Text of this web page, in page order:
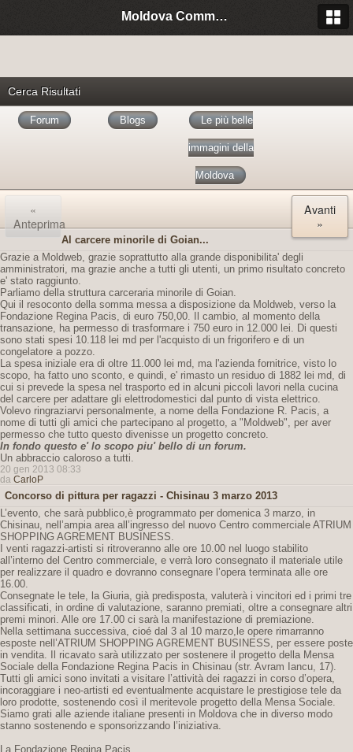
Moldova Community Italia
Cerca Risultati
Forum Blogs Le più belle
immagini della
Moldova
«
Anteprima
Avanti
»
Al carcere minorile di Goian...
Grazie a Moldweb, grazie soprattutto alla grande disponibilita' degli
amministratori, ma grazie anche a tutti gli utenti, un primo risultato concreto
e' stato raggiunto.
Parliamo della struttura carceraria minorile di Goian.
Qui il resoconto della somma messa a disposizione da Moldweb, verso la
Fondazione Regina Pacis, di euro 750,00. Il cambio, al momento della
transazione, ha permesso di trasformare i 750 euro in 12.000 lei. Di questi
sono stati spesi 10.118 lei md per l'acquisto di un frigorifero e di un
congelatore a pozzo.
La spesa iniziale era di oltre 11.000 lei md, ma l'azienda fornitrice, visto lo
scopo, ha fatto uno sconto, e quindi, e' rimasto un residuo di 1882 lei md, di
cui si prevede la spesa nel trasporto ed in alcuni piccoli lavori nella cucina
del carcere per adattare gli elettrodomestici dal punto di vista elettrico.
Volevo ringraziarvi personalmente, a nome della Fondazione R. Pacis, a
nome di tutti gli amici che partecipano al progetto, a "Moldweb", per aver
permesso che tutto questo divenisse un progetto concreto.
In fondo questo e' lo scopo piu' bello di un forum.
Un abbraccio caloroso a tutti.
20 gen 2013 08:33
da CarloP
Concorso di pittura per ragazzi - Chisinau 3 marzo 2013
L’evento, che sarà pubblico,è programmato per domenica 3 marzo, in
Chisinau, nell’ampia area all’ingresso del nuovo Centro commerciale ATRIUM
SHOPPING AGREMENT BUSINESS.
I venti ragazzi-artisti si ritroveranno alle ore 10.00 nel luogo stabilito
all’interno del Centro commerciale, e verrà loro consegnato il materiale utile
per realizzare il quadro e dovranno consegnare l’opera terminata alle ore
16.00.
Consegnate le tele, la Giuria, già predisposta, valuterà i vincitori ed i primi tre
classificati, in ordine di valutazione, saranno premiati, oltre a consegnare altri
premi minori. Alle ore 17.00 ci sarà la manifestazione di premiazione.
Nella settimana successiva, cioé dal 3 al 10 marzo,le opere rimarranno
esposte nell’ATRIUM SHOPPING AGREMENT BUSINESS, per essere poste
in vendita. Il ricavato sarà utilizzato per sostenere il progetto della Mensa
Sociale della Fondazione Regina Pacis in Chisinau (str. Avram Iancu, 17).
Tutti gli amici sono invitati a visitare l’attività dei ragazzi in corso d’opera,
incoraggiare i neo-artisti ed eventualmente acquistare le prestigiose tele da
loro prodotte, sostenendo così il meritevole progetto della Mensa Sociale.
Siamo grati alle aziende italiane presenti in Moldova che in diverso modo
stanno sostenendo e sponsorizzando l’iniziativa.
La Fondazione Regina Pacis